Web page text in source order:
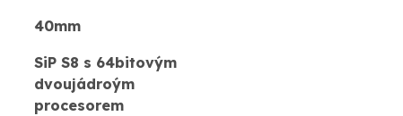
40mm
SiP S8 s 64bitovým
dvoujádroým
procesorem